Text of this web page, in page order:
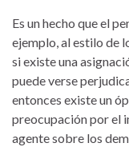
Es un hecho que el
ejemplo, al estilo de
si existe una
puede verse
entonces existe un
preocupación por el
agente sobre los